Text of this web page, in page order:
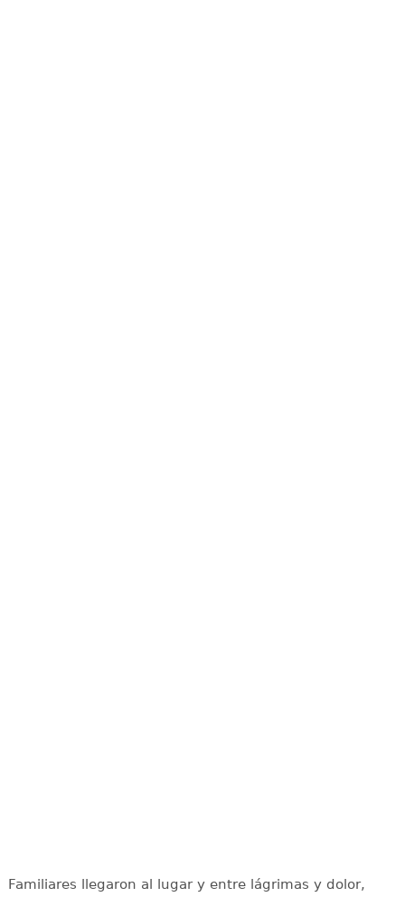
Familiares llegaron al lugar y entre lágrimas y dolor,